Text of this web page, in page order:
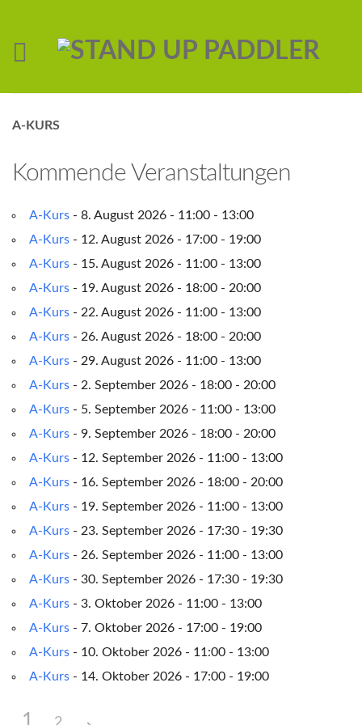
A-KURS
Kommende Veranstaltungen
A-Kurs - 8. August 2026 - 11:00 - 13:00
A-Kurs - 12. August 2026 - 17:00 - 19:00
A-Kurs - 15. August 2026 - 11:00 - 13:00
A-Kurs - 19. August 2026 - 18:00 - 20:00
A-Kurs - 22. August 2026 - 11:00 - 13:00
A-Kurs - 26. August 2026 - 18:00 - 20:00
A-Kurs - 29. August 2026 - 11:00 - 13:00
A-Kurs - 2. September 2026 - 18:00 - 20:00
A-Kurs - 5. September 2026 - 11:00 - 13:00
A-Kurs - 9. September 2026 - 18:00 - 20:00
A-Kurs - 12. September 2026 - 11:00 - 13:00
A-Kurs - 16. September 2026 - 18:00 - 20:00
A-Kurs - 19. September 2026 - 11:00 - 13:00
A-Kurs - 23. September 2026 - 17:30 - 19:30
A-Kurs - 26. September 2026 - 11:00 - 13:00
A-Kurs - 30. September 2026 - 17:30 - 19:30
A-Kurs - 3. Oktober 2026 - 11:00 - 13:00
A-Kurs - 7. Oktober 2026 - 17:00 - 19:00
A-Kurs - 10. Oktober 2026 - 11:00 - 13:00
A-Kurs - 14. Oktober 2026 - 17:00 - 19:00
1